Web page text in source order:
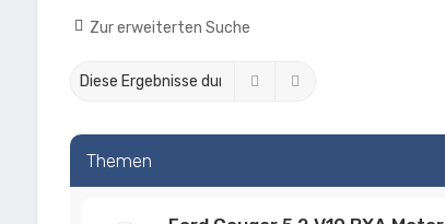
Zur erweiterten Suche
Suche
Themen